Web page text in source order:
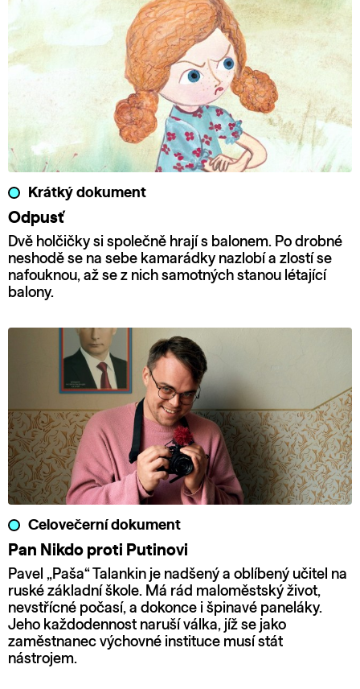
Krátký dokument
Odpusť
Dvě holčičky si společně hrají s balonem. Po drobné
neshodě se na sebe kamarádky nazlobí a zlostí se
nafouknou, až se z nich samotných stanou létající
balony.
Celovečerní dokument
Pan Nikdo proti Putinovi
Pavel „Paša“ Talankin je nadšený a oblíbený učitel na
ruské základní škole. Má rád maloměstský život,
nevstřícné počasí, a dokonce i špinavé paneláky.
Jeho každodennost naruší válka, jíž se jako
zaměstnanec výchovné instituce musí stát
nástrojem.